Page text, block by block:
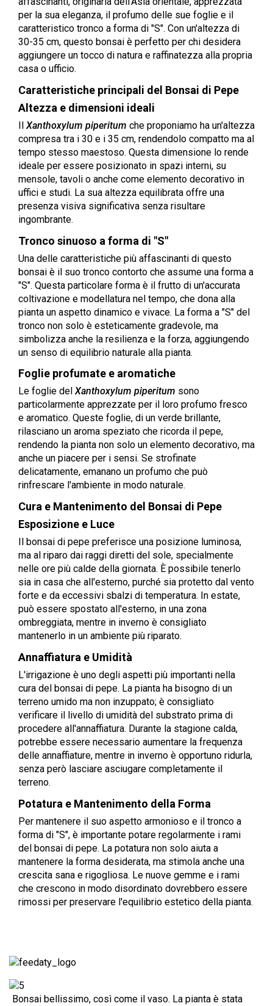
per la sua eleganza, il profumo delle sue foglie e il
caratteristico tronco a forma di "S". Con un'altezza di
30-35 cm, questo bonsai è perfetto per chi desidera
aggiungere un tocco di natura e raffinatezza alla propria
casa o ufficio.
Caratteristiche principali del Bonsai di Pepe
Altezza e dimensioni ideali
Il Xanthoxylum piperitum che proponiamo ha un'altezza
compresa tra i 30 e i 35 cm, rendendolo compatto ma al
tempo stesso maestoso. Questa dimensione lo rende
ideale per essere posizionato in spazi interni, su
mensole, tavoli o anche come elemento decorativo in
uffici e studi. La sua altezza equilibrata offre una
presenza visiva significativa senza risultare
ingombrante.
Tronco sinuoso a forma di "S"
Una delle caratteristiche più affascinanti di questo
bonsai è il suo tronco contorto che assume una forma a
"S". Questa particolare forma è il frutto di un'accurata
coltivazione e modellatura nel tempo, che dona alla
pianta un aspetto dinamico e vivace. La forma a "S" del
tronco non solo è esteticamente gradevole, ma
simbolizza anche la resilienza e la forza, aggiungendo
un senso di equilibrio naturale alla pianta.
Foglie profumate e aromatiche
Le foglie delXanthoxylum piperitum sono
particolarmente apprezzate per il loro profumo fresco
e aromatico. Queste foglie, di un verde brillante,
rilasciano un aroma speziato che ricorda il pepe,
rendendo la pianta non solo un elemento decorativo, ma
anche un piacere per i sensi. Se strofinate
delicatamente, emanano un profumo che può
rinfrescare l'ambiente in modo naturale.
Cura e Mantenimento del Bonsai di Pepe
Esposizione e Luce
Il bonsai di pepe preferisce una posizione luminosa,
ma al riparo dai raggi diretti del sole, specialmente
nelle ore più calde della giornata. È possibile tenerlo
sia in casa che all'esterno, purché sia protetto dal vento
forte e da eccessivi sbalzi di temperatura. In estate,
può essere spostato all'esterno, in una zona
ombreggiata, mentre in inverno è consigliato
mantenerlo in un ambiente più riparato.
Annaffiatura e Umidità
L'irrigazione è uno degli aspetti più importanti nella
cura del bonsai di pepe. La pianta ha bisogno di un
terreno umido ma non inzuppato; è consigliato
verificare il livello di umidità del substrato prima di
procedere all'annaffiatura. Durante la stagione calda,
potrebbe essere necessario aumentare la frequenza
delle annaffiature, mentre in inverno è opportuno ridurla,
senza però lasciare asciugare completamente il
terreno.
Potatura e Mantenimento della Forma
Per mantenere il suo aspetto armonioso e il tronco a
forma di "S", è importante potare regolarmente i rami
del bonsai di pepe. La potatura non solo aiuta a
mantenere la forma desiderata, ma stimola anche una
crescita sana e rigogliosa. Le nuove gemme e i rami
che crescono in modo disordinato dovrebbero essere
rimossi per preservare l'equilibrio estetico della pianta.
Bonsai bellissimo, così come il vaso. La pianta è stata